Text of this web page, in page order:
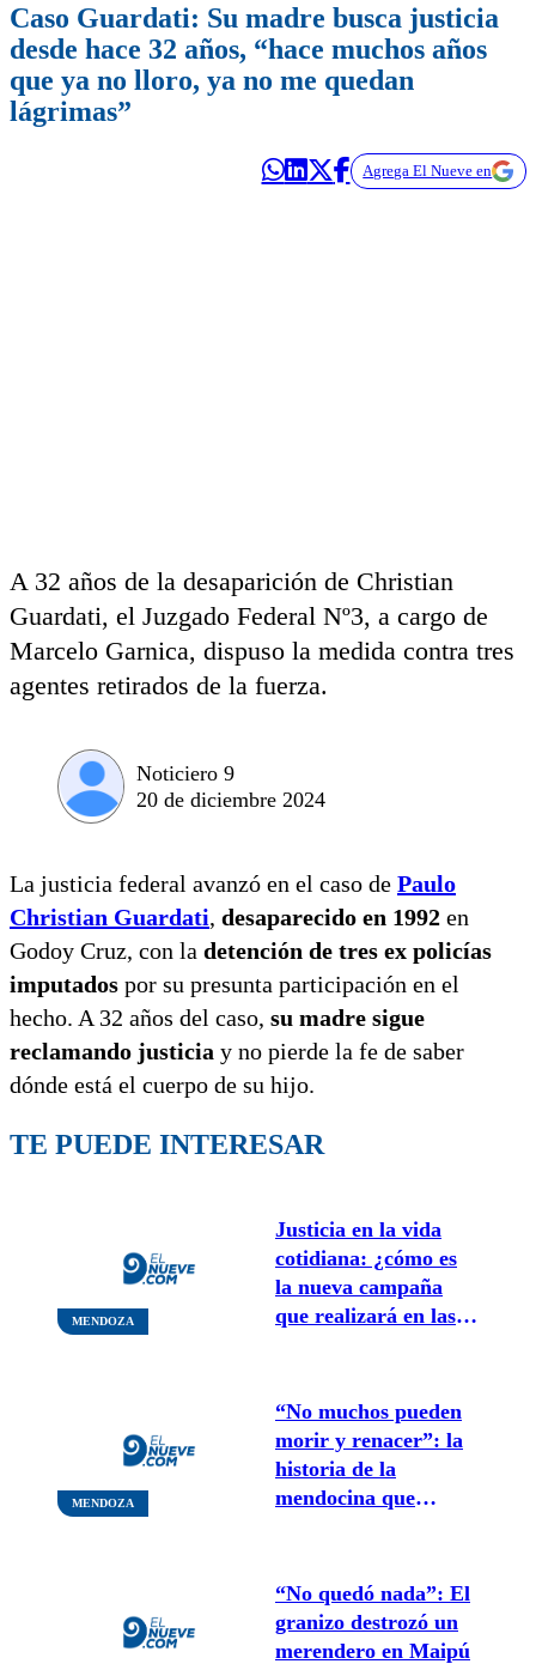
Caso Guardati: Su madre busca justicia
desde hace 32 años, “hace muchos años
que ya no lloro, ya no me quedan
lágrimas”
Agrega El Nueve en
A 32 años de la desaparición de Christian
Guardati, el Juzgado Federal Nº3, a cargo de
Marcelo Garnica, dispuso la medida contra tres
agentes retirados de la fuerza.
Noticiero 9
20 de diciembre 2024
La justicia federal avanzó en el caso de Paulo
Christian Guardati, desaparecido en 1992 en
Godoy Cruz, con la detención de tres ex policías
imputados por su presunta participación en el
hecho. A 32 años del caso, su madre sigue
reclamando justicia y no pierde la fe de saber
dónde está el cuerpo de su hijo.
TE PUEDE INTERESAR
MENDOZA
Justicia en la vida
cotidiana: ¿cómo es
la nueva campaña
que realizará en las
MENDOZA
“No muchos pueden
morir y renacer”: la
historia de la
mendocina que
un libro
“No quedó nada”: El
granizo destrozó un
merendero en Maipú